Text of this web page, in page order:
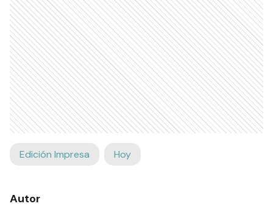
Edición Impresa Hoy
Autor